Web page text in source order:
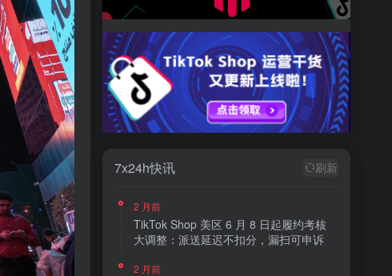
7x24h快讯 刷新
2 月前
TikTok Shop 美区 6 月 8 日起履约考核
大调整：派送延迟不扣分，漏扫可申诉
2 月前